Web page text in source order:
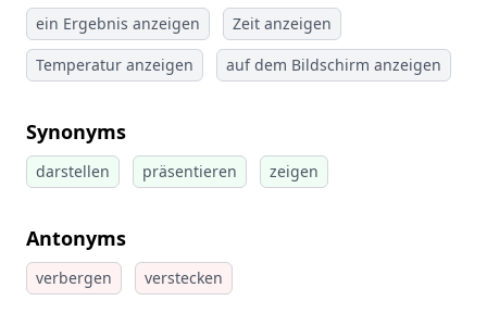
ein Ergebnis anzeigen
Zeit anzeigen
Temperatur anzeigen
auf dem Bildschirm anzeigen
Synonyms
darstellen präsentieren zeigen
Antonyms
verbergen verstecken